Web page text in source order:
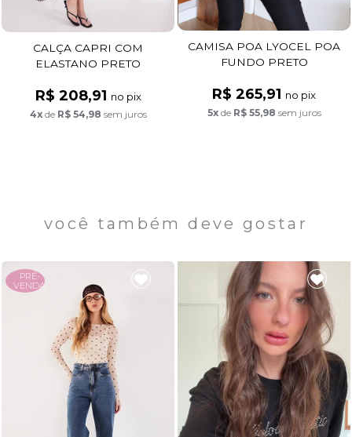
CALÇA CAPRI COM
ELASTANO PRETO
R$ 208,91 no pix
4xde R$ 54,98 sem juros
CAMISA POA LYOCEL POA
FUNDO PRETO
R$ 265,91 no pix
5xde R$ 55,98 sem juros
você também deve gostar
PRÉ-
VENDA